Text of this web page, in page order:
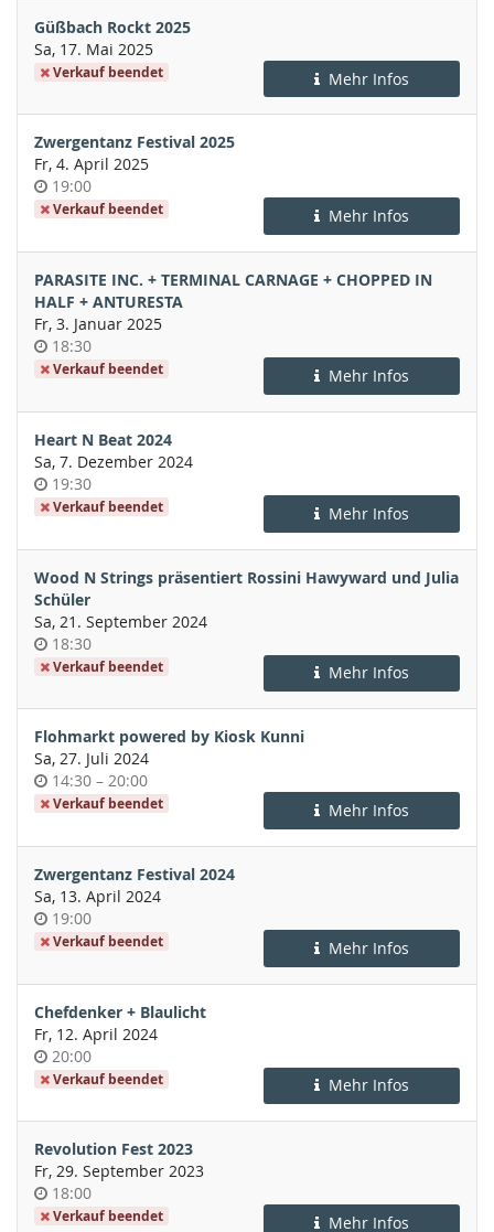
Güßbach Rockt 2025
Sa, 17. Mai 2025
Verkauf beendet Mehr Infos
Zwergentanz Festival 2025
Fr, 4. April 2025
Uhrzeit
19:00
Verkauf beendet Mehr Infos
PARASITE INC. + TERMINAL CARNAGE + CHOPPED IN
HALF + ANTURESTA
Fr, 3. Januar 2025
Uhrzeit
18:30
Verkauf beendet Mehr Infos
Heart N Beat 2024
Sa, 7. Dezember 2024
Uhrzeit
19:30
Verkauf beendet Mehr Infos
Wood N Strings präsentiert Rossini Hawyward und Julia
Schüler
Sa, 21. September 2024
Uhrzeit
18:30
Verkauf beendet Mehr Infos
Flohmarkt powered by Kiosk Kunni
Sa, 27. Juli 2024
Uhrzeit
14:30 –bis
20:00
Verkauf beendet Mehr Infos
Zwergentanz Festival 2024
Sa, 13. April 2024
Uhrzeit
19:00
Verkauf beendet Mehr Infos
Chefdenker + Blaulicht
Fr, 12. April 2024
Uhrzeit
20:00
Verkauf beendet Mehr Infos
Revolution Fest 2023
Fr, 29. September 2023
Uhrzeit
18:00
Verkauf beendet Mehr Infos